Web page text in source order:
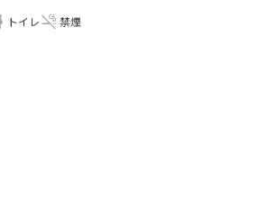
トイレ 禁煙